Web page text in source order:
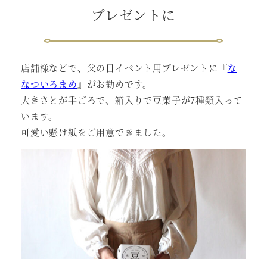
プレゼントに
店舗様などで、父の日イベント用プレゼントに『な
なついろまめ 』がお勧めです。
大きさとが手ごろで、箱入りで豆菓子が7種類入って
います。
可愛い懸け紙をご用意できました。